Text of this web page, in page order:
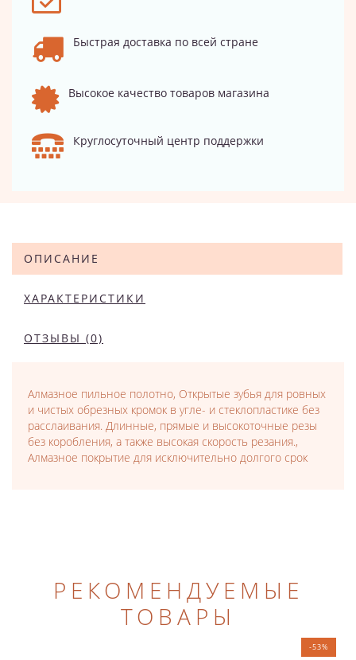
Быстрая доставка по всей стране
Высокое качество товаров магазина
Круглосуточный центр поддержки
ОПИСАНИЕ
ХАРАКТЕРИСТИКИ
ОТЗЫВЫ (0)
Алмазное пильное полотно, Открытые зубья для ровных
и чистых обрезных кромок в угле- и стеклопластике без
расслаивания. Длинные, прямые и высокоточные резы
без коробления, а также высокая скорость резания.,
Алмазное покрытие для исключительно долгого срок
РЕКОМЕНДУЕМЫЕ
ТОВАРЫ
-53%